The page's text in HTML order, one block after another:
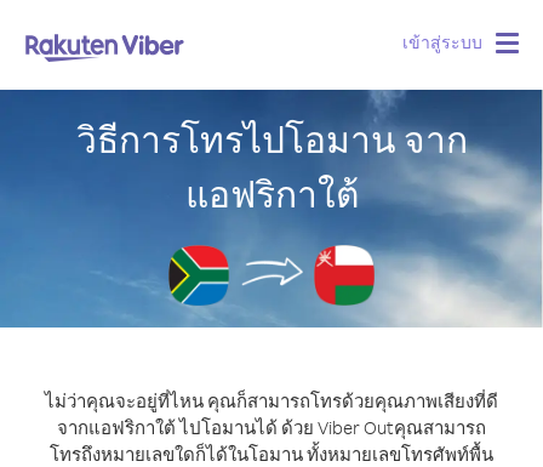
เข้าสู่ระบบ
วิธีการโทรไปโอมาน จาก
แอฟริกาใต้
ไม่ว่าคุณจะอยู่ที่ไหน คุณก็สามารถโทรด้วยคุณภาพเสียงที่ดี
จากแอฟริกาใต้ ไปโอมานได้ ด้วย Viber Outคุณสามารถ
โทรถึงหมายเลขใดก็ได้ในโอมาน ทั้งหมายเลขโทรศัพท์พื้น